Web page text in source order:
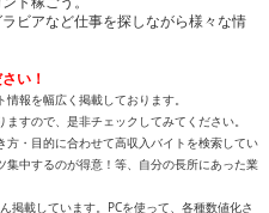
報を幅広く掲載しております。
すので、是非チェックしてみてください。
・目的に合わせて高収入バイトを検索してい
中するのが得意！等、自分の長所にあった業
掲載しています。PCを使って、各種数値化さ
がPCオペレーターの主な業務です。未経験
も見込めます。新着求人情報も続々追加して
かります。
で、どうぞ楽しみながら求人を探してくださ